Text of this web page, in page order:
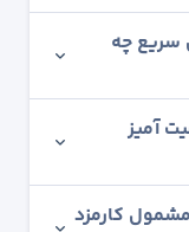
سریع چه
آمیز
مشمول کارمزد